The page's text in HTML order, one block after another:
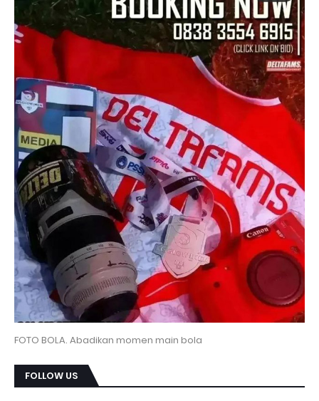
FOTO BOLA. Abadikan momen main bola
FOLLOW US